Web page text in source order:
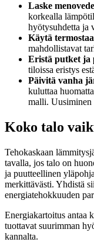
Laske
korkealla
hyötysuhdetta ja
Käytä
mahdollistavat
Eristä putket ja
tiloissa eristys
Päivitä vanha
kuluttaa
malli. Uusiminen
Koko talo
Tehokaskaan
tavalla, jos talo on
ja puutteellinen
merkittävästi. Yhdistä
energiatehokkuuden
Energiakartoitus antaa
tuottavat suurimman
kannalta.